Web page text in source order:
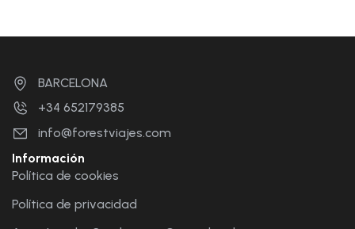
BARCELONA
+34 652179385
info@forestviajes.com
Información
Política de cookies
Política de privacidad